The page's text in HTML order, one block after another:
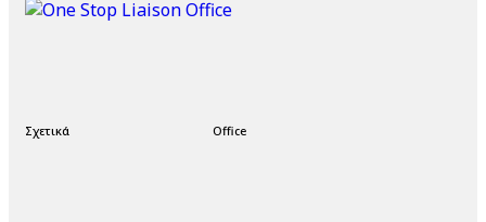
Σχετικά Office